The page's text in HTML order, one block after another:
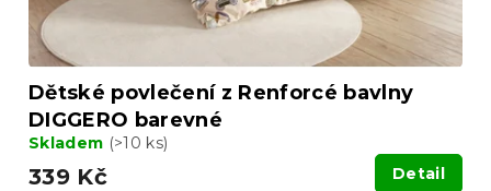
Dětské povlečení z Renforcé bavlny
DIGGERO barevné
Skladem (>10 ks)
339 Kč Detail